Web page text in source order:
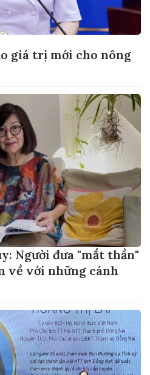
giá trị mới cho nông
Người đưa "mắt thần"
về với những cánh